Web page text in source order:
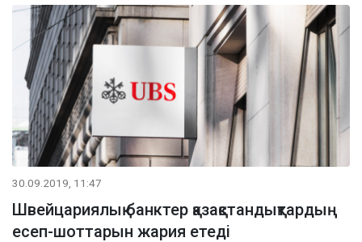
30.09.2019, 11:47
Швейцариялық банктер қазақстандықтардың
есеп-шоттарын жария етеді